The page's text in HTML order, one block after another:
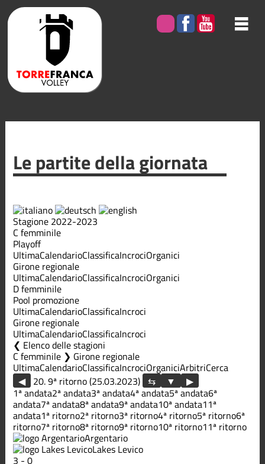
Le partite della giornata
Stagione 2022-2023
C femminile
Playoff
UltimaCalendarioClassificaIncrociOrganici
Girone regionale
UltimaCalendarioClassificaIncrociOrganici
D femminile
Pool promozione
UltimaCalendarioClassificaIncroci
Girone regionale
UltimaCalendarioClassificaIncroci
Elenco delle stagioni
C femminile ❯ Girone regionale
UltimaCalendarioClassificaIncrociOrganiciArbitriCerca
◀ 20. 9ª ritorno (25.03.2023)
▶
1ª andata2ª andata3ª andata4ª andata5ª andata6ª
andata7ª andata8ª andata9ª andata10ª andata11ª
andata1ª ritorno2ª ritorno3ª ritorno4ª ritorno5ª ritorno6ª
ritorno7ª ritorno8ª ritorno9ª ritorno10ª ritorno11ª ritorno
Argentario
Lakes Levico
3 -0